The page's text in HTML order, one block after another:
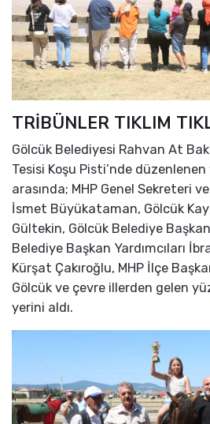
TRİBÜNLER TIKLIM
Gölcük Belediyesi Rahvan At
Tesisi Koşu Pisti’nde
arasında; MHP Genel Sekreteri
İsmet Büyükataman, Gölcük
Gültekin, Gölcük Belediye
Belediye Başkan Yardımcıları
Kürşat Çakıroğlu, MHP İlçe
Gölcük ve çevre illerden gelen
yerini aldı.